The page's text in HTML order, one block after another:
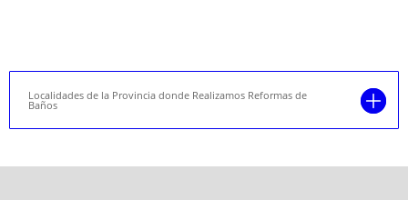
Localidades de la Provincia donde Realizamos Reformas de
Baños